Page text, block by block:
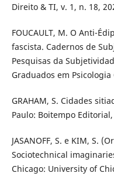
Direito & TI, v. 1, n. 18,
FOUCAULT, M. O Anti-
fascista. Cadernos de
Pesquisas da
Graduados em Psicologia
GRAHAM, S. Cidades
Paulo: Boitempo Editorial,
JASANOFF, S. e KIM, S.
Sociotechnical
Chicago: University of